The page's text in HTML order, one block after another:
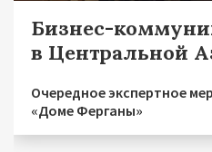
Бизнес-
в Центральной
Очередное экспертное
«Доме Ферганы»